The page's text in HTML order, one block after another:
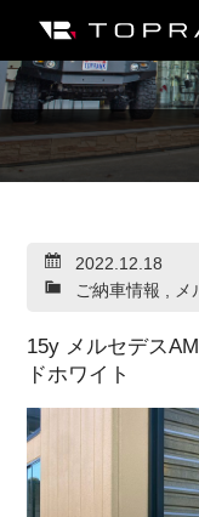
私たちについて
車を買う
アフターサービス
インフォメーション
2022.12.18
ご納車情報 , メ
15y メルセデス
ドホワイト